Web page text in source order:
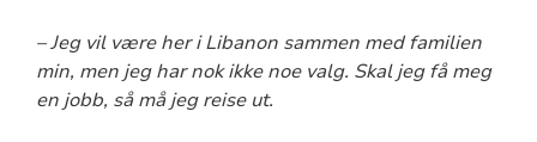
– Jeg vil være her i Libanon sammen med familien
min, men jeg har nok ikke noe valg. Skal jeg få meg
en jobb, så må jeg reise ut.